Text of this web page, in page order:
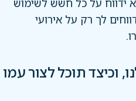
ידווח על כל חשש לשימוש
לך רק על אירועי
וכיצד תוכל לצור עמו